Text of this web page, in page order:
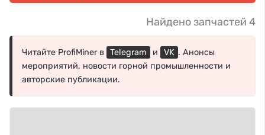
Найдено запчастей 4
Читайте ProfiMiner в Telegram и VK . Анонсы
мероприятий, новости горной промышленности и
авторские публикации.